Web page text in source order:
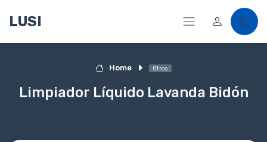
LUSI
Home Otros
Limpiador Líquido Lavanda Bidón